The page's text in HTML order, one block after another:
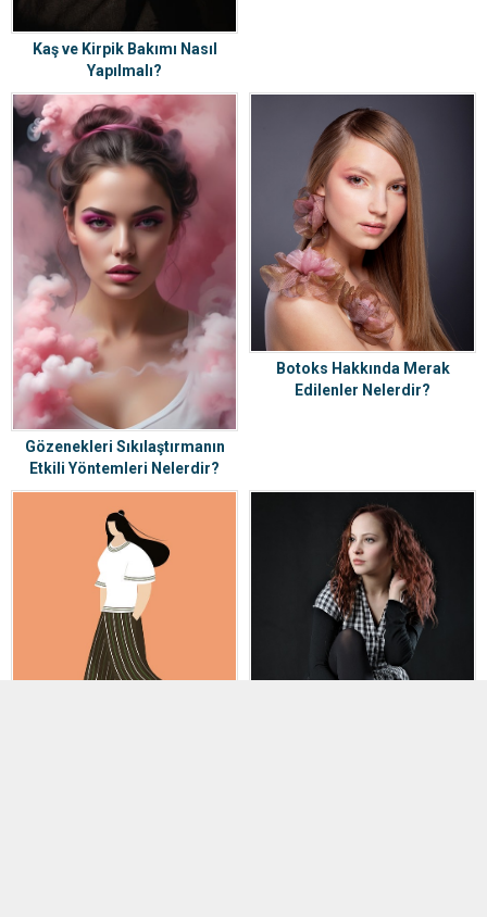
Kaş ve Kirpik Bakımı Nasıl
Yapılmalı?
Gözenekleri Sıkılaştırmanın
Etkili Yöntemleri Nelerdir?
Botoks Hakkında Merak
Edilenler Nelerdir?